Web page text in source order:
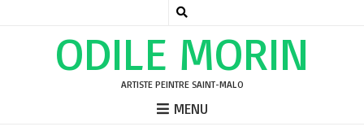
ODILE MORIN
ARTISTE PEINTRE SAINT-MALO
MENU